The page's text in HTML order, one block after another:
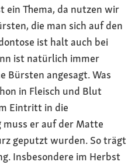
ein Thema, da nutzen wir
die man sich auf den
ist halt auch bei
ist natürlich immer
Bürsten angesagt. Was
in Fleisch und Blut
Eintritt in die
er auf der Matte
geputzt wurden. So trägt
Insbesondere im Herbst